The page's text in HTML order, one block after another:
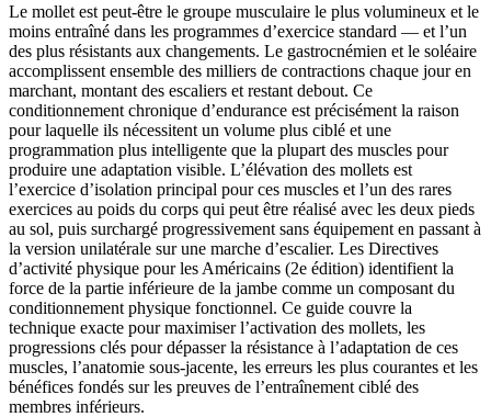
Le mollet est peut-être le groupe musculaire le plus volumineux et le
moins entraîné dans les programmes d’exercice standard — et l’un
des plus résistants aux changements. Le gastrocnémien et le soléaire
accomplissent ensemble des milliers de contractions chaque jour en
marchant, montant des escaliers et restant debout. Ce
conditionnement chronique d’endurance est précisément la raison
pour laquelle ils nécessitent un volume plus ciblé et une
programmation plus intelligente que la plupart des muscles pour
produire une adaptation visible. L’élévation des mollets est
l’exercice d’isolation principal pour ces muscles et l’un des rares
exercices au poids du corps qui peut être réalisé avec les deux pieds
au sol, puis surchargé progressivement sans équipement en passant à
la version unilatérale sur une marche d’escalier. Les Directives
d’activité physique pour les Américains (2e édition) identifient la
force de la partie inférieure de la jambe comme un composant du
conditionnement physique fonctionnel. Ce guide couvre la
technique exacte pour maximiser l’activation des mollets, les
progressions clés pour dépasser la résistance à l’adaptation de ces
muscles, l’anatomie sous-jacente, les erreurs les plus courantes et les
bénéfices fondés sur les preuves de l’entraînement ciblé des
membres inférieurs.